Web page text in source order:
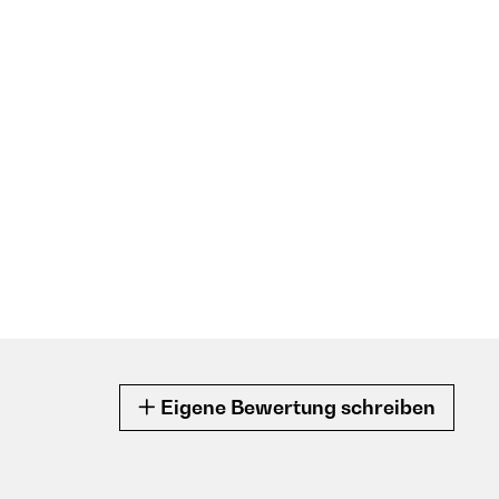
Eigene Bewertung schreiben